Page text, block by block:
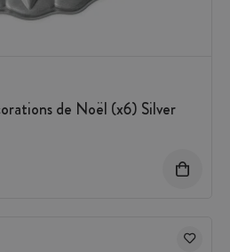
de Noël (x6) Silver